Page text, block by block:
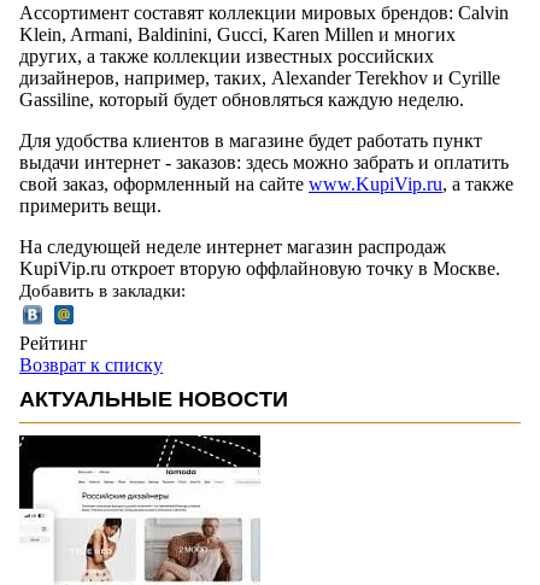
Ассортимент составят коллекции мировых брендов: Calvin
Klein, Armani, Baldinini, Gucci, Karen Millen и многих
других, а также коллекции известных российских
дизайнеров, например, таких, Alexander Terekhov и Cyrille
Gassiline, который будет обновляться каждую неделю.
Для удобства клиентов в магазине будет работать пункт
выдачи интернет - заказов: здесь можно забрать и оплатить
свой заказ, оформленный на сайте www.KupiVip.ru, а также
примерить вещи.
На следующей неделе интернет магазин распродаж
KupiVip.ru откроет вторую оффлайновую точку в Москве.
Добавить в закладки:
Рейтинг
Возврат к списку
АКТУАЛЬНЫЕ НОВОСТИ